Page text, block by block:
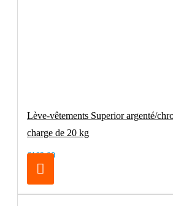
Lève-vêtements Superior argenté/
charge de 20 kg
€169.00